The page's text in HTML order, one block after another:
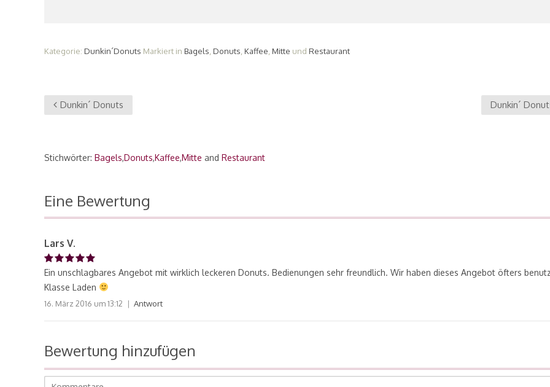
Kategorie: Dunkin´Donuts Markiert in Bagels Donuts Kaffee Mitte und Restaurant
Dunkin´ Donuts Dunkin´
Stichwörter: Bagels,Donuts,Kaffee,Mitte and Restaurant
Eine Bewertung
Lars V.
Ein unschlagbares Angebot mit wirklich leckeren Donuts. Bedienungen sehr freundlich. Wir haben dieses Angebot öfters
Klasse Laden
16. März 2016 um13:12 Antwort
Bewertung hinzufügen